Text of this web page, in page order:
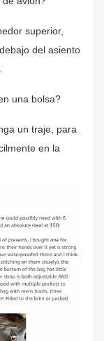
superior,
del asiento
una bolsa?
un traje, para
en la